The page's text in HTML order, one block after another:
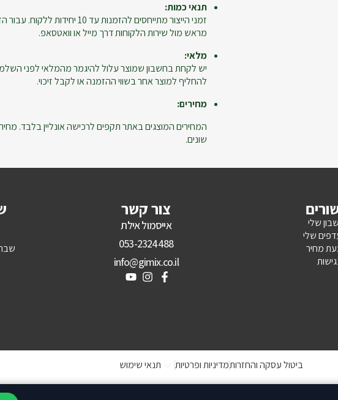
תנאי כמות:
זמני הייצור מתייחסים להזמנות עד
מראש מול שירות הלקוחות דרך מייל או וואטסאפ.
מלאי:
יש לקחת בחשבון שמוצר עלול להיגמר מהמלאי לפני
להחליף למוצר אחר בשווי ההזמנה או לקבל זיכוי.
מחירים:
המחירים המוצגים באתר תקפים לרכישה אונליין בלבד.
שונים.
שלי
שלי
מחיר
צור קשר
אייסמול אילת
053-2324488
info@gimix.co.il
ביטול עסקה והחזרותמדיניות ופרטיות תנאי שימוש